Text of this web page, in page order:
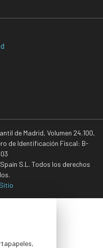
de Madrid, Volumen 24.100,
de Identificación Fiscal: B-
S.L. Todos los derechos